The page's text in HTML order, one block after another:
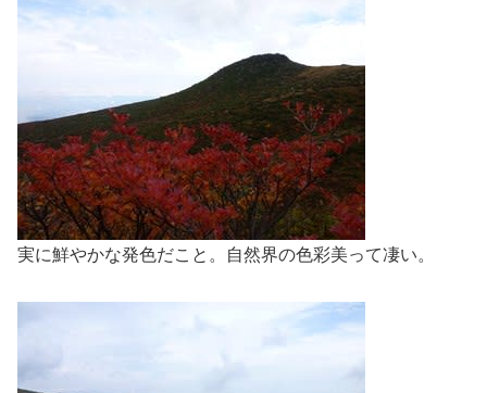
実に鮮やかな発色だこと。自然界の色彩美って凄い。